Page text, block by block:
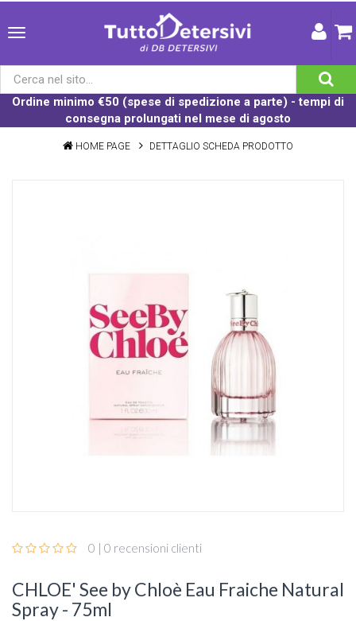
Ordine minimo €50 (spese di spedizione a parte) - tempi di
consegna prolungati nel mese di agosto
HOME PAGE DETTAGLIO SCHEDA PRODOTTO
0 | 0 recensioni clienti
CHLOE' See by Chloè Eau Fraiche Natural
Spray - 75ml